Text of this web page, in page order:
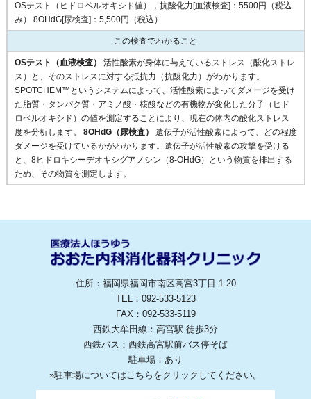
OSテスト（ヒドロペルオキシド値），抗酸化力[血液検査]：5500円（税込
み） 8OHdG[尿検査]：5,500円（税込）
この検査でわかること
OSテスト（血液検査）
活性酸素が身体に与えているストレス（酸化ストレ
ス）と、そのストレスに対する抵抗力（抗酸化力）がわかります。
SPOTCHEM™というシステムによって、活性酸素によってダメージを受け
た脂質・タンパク質・アミノ酸・核酸などの有機物が変化した分子（ヒド
ロペルオキシド）の値を測定することにより、現在の体内の酸化ストレス
度を分析します。 8OHdG（尿検査）
遺伝子が活性酸素によって、どの程度
ダメージを受けているかがわかります。遺伝子が活性酸素の攻撃を受ける
と、8ヒドロキシーデオキシグアノシン（8-OHdG）という物質を排出する
ため、その物質を測定します。
住所：福岡県福岡市南区高宮3丁目-1-20
TEL：092-533-5123
FAX：092-533-5119
西鉄大牟田線：高宮駅 徒歩3分
西鉄バス：西鉄高宮駅前バス停そば
駐車場：あり
»駐車場についてはこちらをクリックしてください。